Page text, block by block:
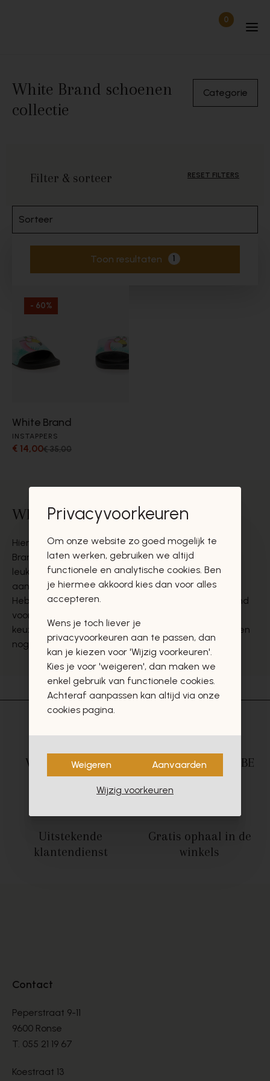
0Items in
White Brand schoenen
collectie
Categorie
Filter & sorteer RESET FILTERS
Sorteer
Toon resultaten 1Actieve filters
- 60%
White Brand
INSTAPPERS
€ 14,00€ 35,00
White Brand
Hier vind je onze collectie schoenen van The White
Brand voor dames, momenteel hebben wij enkele
leuke damesmuiltjes van The White Brand in ons
aanbod.
Heb je jouw favoriete schoenen van The White Brand
voor dames gevonden? Maak dan hieronder jouw
keuze en bestel ze bij Jean Delaere online! Wij hebben
nog
muiltjes van andere merkenin onze collectie.
Veilig betalenvia
Mollie
Gratis levering in BE
vanaf €75,-*
Uitstekende
klantendienst
Gratis ophaal in de
winkels
Contact
Peperstraat 9-11
9600 Ronse
T. 055 21 19 67
Koestraat 13
Privacyvoorkeuren
Om onze website zo goed mogelijk te
laten werken, gebruiken we altijd
functionele en analytische cookies. Ben
je hiermee akkoord kies dan voor alles
accepteren.
Wens je toch liever je
privacyvoorkeuren aan te passen, dan
kan je kiezen voor 'Wijzig voorkeuren'.
Kies je voor 'weigeren', dan maken we
enkel gebruik van functionele cookies.
Achteraf aanpassen kan altijd via onze
cookies pagina.
Weigeren Aanvaarden
Wijzig voorkeuren